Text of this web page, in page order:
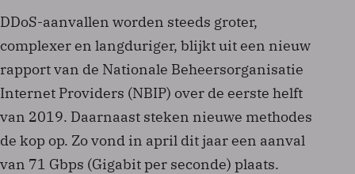
DDoS-aanvallen worden steeds groter,
complexer en langduriger, blijkt uit een nieuw
rapport van de Nationale Beheersorganisatie
Internet Providers (NBIP) over de eerste helft
van 2019. Daarnaast steken nieuwe methodes
de kop op. Zo vond in april dit jaar een aanval
van 71 Gbps (Gigabit per seconde) plaats.